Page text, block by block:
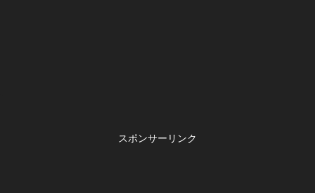
スポンサーリンク